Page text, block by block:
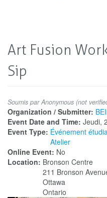
Art Fusion
Sip
Soumis parAnonymous (not
Organization / Submitter:
Event Date and Time: Jeudi,
Event Type: Événement
Atelier
Online Event: No
Location: Bronson Centre
211 Bronson
Ottawa
Ontario